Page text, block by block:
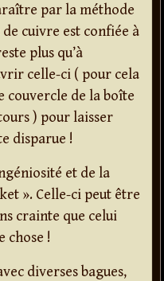
par la méthode
cuivre est confiée à
plus qu’à
celle-ci ( pour cela
couvercle de la boîte
) pour laisser
disparue !
et de la
». Celle-ci peut être
crainte que celui
chose !
diverses bagues,